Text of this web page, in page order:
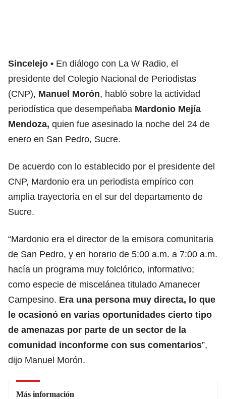
Sincelejo
En diálogo con La W Radio, el
presidente del Colegio Nacional de Periodistas
(CNP), Manuel Morón, habló sobre la actividad
periodística que desempeñaba Mardonio Mejía
Mendoza, quien fue asesinado la noche del 24 de
enero en San Pedro, Sucre.
De acuerdo con lo establecido por el presidente del
CNP, Mardonio era un periodista empírico con
amplia trayectoria en el sur del departamento de
Sucre.
“Mardonio era el director de la emisora comunitaria
de San Pedro, y en horario de 5:00 a.m. a 7:00 a.m.
hacía un programa muy folclórico, informativo;
como especie de miscelánea titulado Amanecer
Campesino. Era una persona muy directa, lo que
le ocasionó en varias oportunidades cierto tipo
de amenazas por parte de un sector de la
comunidad inconforme con sus comentarios”,
dijo Manuel Morón.
Más información